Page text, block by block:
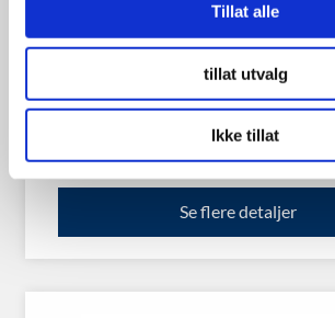
Tillat alle
tillat utvalg
Ikke tillat
Landsail LS388 165/
kr699.00
Se flere detaljer